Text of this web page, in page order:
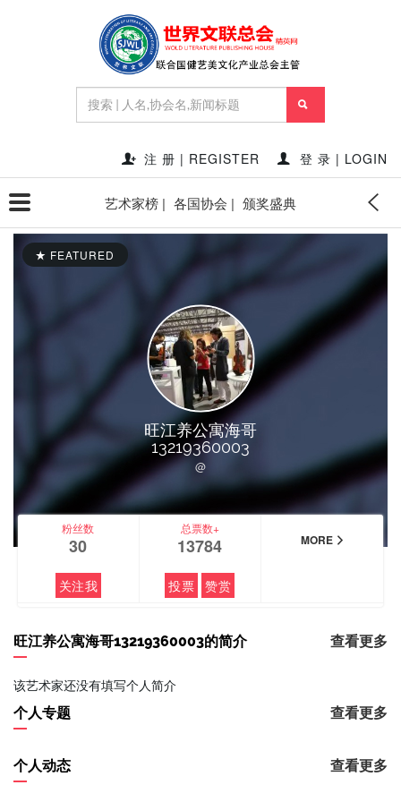
注 册 | REGISTER 登 录 | LOGIN
艺术家榜 | 各国协会 | 颁奖盛典
FEATURED
旺江养公寓海哥
13219360003
@
粉丝数
30
关注我
总票数+
13784
投票 赞赏
MORE
旺江养公寓海哥13219360003的简介 查看更多
该艺术家还没有填写个人简介
个人专题 查看更多
个人动态 查看更多